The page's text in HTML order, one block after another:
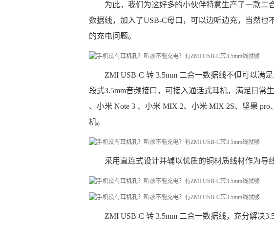
为此，我们为这好多的小伙伴特意生产了一款二
数据线，加入了USB-C母口，可以边听边充，当然也
的充电问题。
ZMI USB-C 转 3.5mm 二合一数据线不但可以满
段式3.5mm音频接口，可接入通话式耳机，满足日常
、小米 Note 3 、小米 MIX 2、小米 MIX 2S、坚果
机。
采用直连式设计并辅以优质的铜材质线材作为导
ZMI USB-C 转 3.5mm 二合一数据线，充分解决